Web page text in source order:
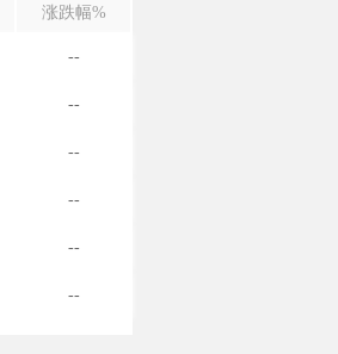
涨跌幅%
--
--
--
--
--
--